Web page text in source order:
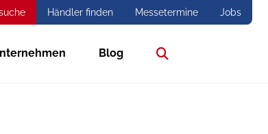
Händler finden Messetermine Jobs
Blog